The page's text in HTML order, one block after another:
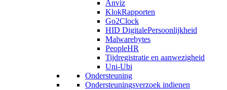
Anviz
KlokRapporten
Go2Clock
HID DigitalePersoonlijkheid
Malwarebytes
PeopleHR
Tijdregistratie en aanwezigheid
Uni-Ubi
Ondersteuning
Ondersteuningsverzoek indienen